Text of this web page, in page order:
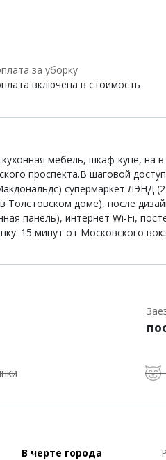
за уборку
включена в стоимость
мебель, шкаф-купе,
проспекта.В шаговой
супермаркет ЛЭНД
Толстовском доме), после
панель), интернет Wi-Fi,
15 минут от Московского
В черте города